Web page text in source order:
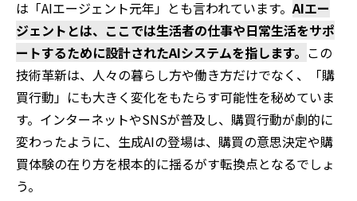
は「AIエージェント元年」とも言われています。 AIエー
ジェントとは、ここでは生活者の仕事や日常生活をサポ
ートするために設計されたAIシステムを指します。 この
技術革新は、人々の暮らし方や働き方だけでなく、「購
買行動」にも大きく変化をもたらす可能性を秘めていま
す。インターネットやSNSが普及し、購買行動が劇的に
変わったように、生成AIの登場は、購買の意思決定や購
買体験の在り方を根本的に揺るがす転換点となるでしょ
う。